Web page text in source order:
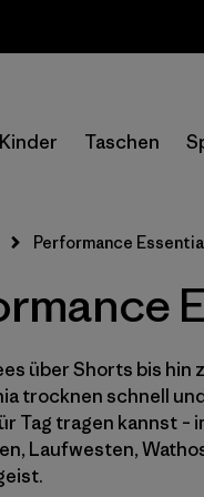
Kinder Taschen
L
Performance
über Shorts bis
trocknen schnell
Tag tragen kannst –
Laufwesten,